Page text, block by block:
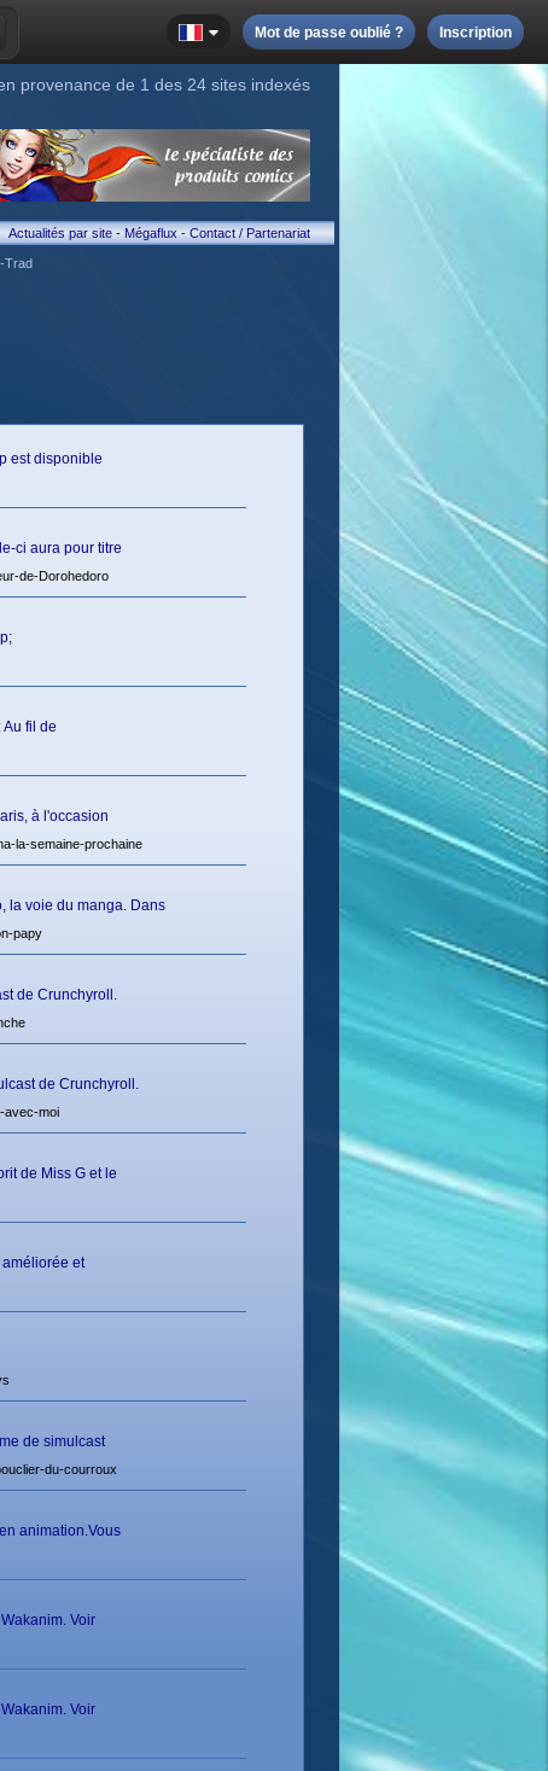
Mot de passe oublié ? Inscription
provenance de 1 des 24 sites indexés
Actualités par site-Mégaflux-Contact / Partenariat
Trad
est disponible
ci aura pour titre
de-Dorohedoro
fil de
à l'occasion
la-semaine-prochaine
la voie du manga. Dans
papy
de Crunchyroll.
de Crunchyroll.
avec-moi
de Miss G et le
et
de simulcast
du-courroux
animation.Vous
Voir
Voir